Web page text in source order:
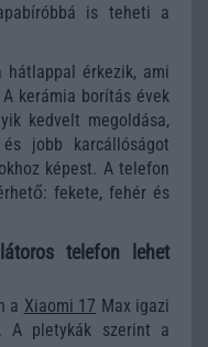
is teheti a
érkezik, ami
kerámia borítás évek
kedvelt megoldása,
jobb karcállóságot
képest. A telefon
fekete, fehér és
telefon lehet
a Xiaomi 17 Max igazi
A pletykák szerint a